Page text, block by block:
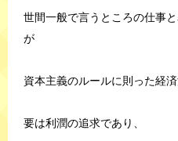
世間一般で言うところの仕事
が
資本主義のルールに則った経
要は利潤の追求であり、